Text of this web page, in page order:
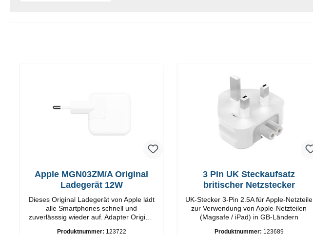
Apple MGN03ZM/A Original
Ladegerät 12W
Dieses Original Ladegerät von Apple lädt
alle Smartphones schnell und
zuverlässsig wieder auf. Adapter Original
Produktnummer: 123722
3 Pin UK Steckaufsatz
britischer Netzstecker
UK-Stecker 3-Pin 2.5A für Apple-Netzteile
zur Verwendung von Apple-Netzteilen
(Magsafe / iPad) in GB-Ländern
Produktnummer: 123689